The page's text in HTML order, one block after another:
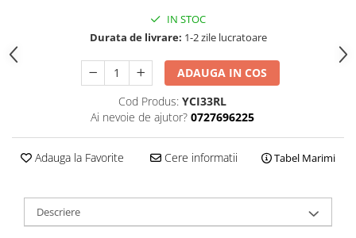
IN STOC
Durata de livrare: 1-2 zile lucratoare
ADAUGA IN COS
Cod Produs: YCI33RL
Ai nevoie de ajutor? 0727696225
Adauga la Favorite Cere informatii Tabel Marimi
Descriere